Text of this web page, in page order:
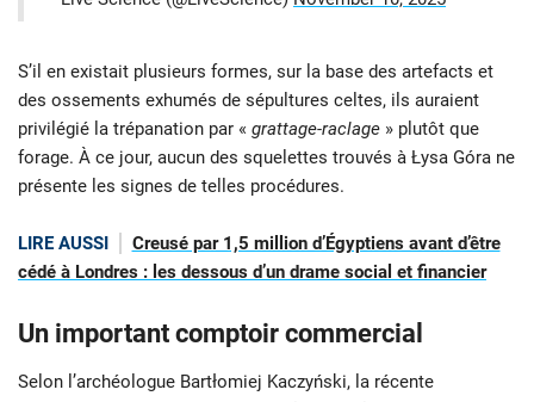
S’il en existait plusieurs formes, sur la base des artefacts et
des ossements exhumés de sépultures celtes, ils auraient
privilégié la trépanation par « grattage-raclage » plutôt que
forage. À ce jour, aucun des squelettes trouvés à Łysa Góra ne
présente les signes de telles procédures.
LIRE AUSSI
Creusé par 1,5 million d’Égyptiens avant d’être
cédé à Londres : les dessous d’un drame social et financier
Un important comptoir commercial
Selon l’archéologue Bartłomiej Kaczyński, la récente